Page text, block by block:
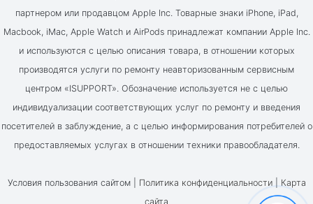
партнером или продавцом Apple Inc. Товарные знаки iPhone, iPad,
Macbook, iMac, Apple Watch и AirPods принадлежат компании Apple Inc.
и используются с целью описания товара, в отношении которых
производятся услуги по ремонту неавторизованным сервисным
центром «ISUPPORT». Обозначение используется не с целью
индивидуализации соответствующих услуг по ремонту и введения
посетителей в заблуждение, а с целью информирования потребителей о
предоставляемых услугах в отношении техники правообладателя.
Условия пользования сайтом | Политика конфиденциальности| Карта
сайта